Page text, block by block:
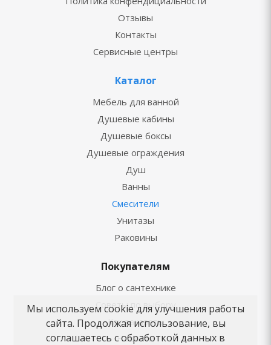
Отзывы
Контакты
Сервисные центры
Каталог
Мебель для ванной
Душевые кабины
Душевые боксы
Душевые ограждения
Душ
Ванны
Смесители
Унитазы
Раковины
Покупателям
Блог о сантехнике
Советы по выбору
Как заказать
Новости
Мы используем cookie для улучшения работы
сайта. Продолжая использование, вы
соглашаетесь с обработкой данных в